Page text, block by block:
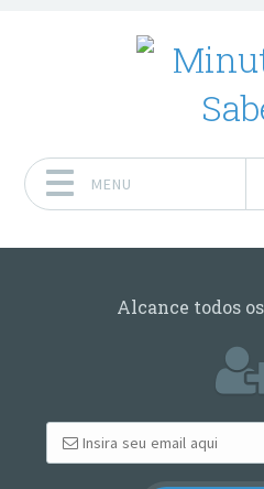
MENU
Alcance todos